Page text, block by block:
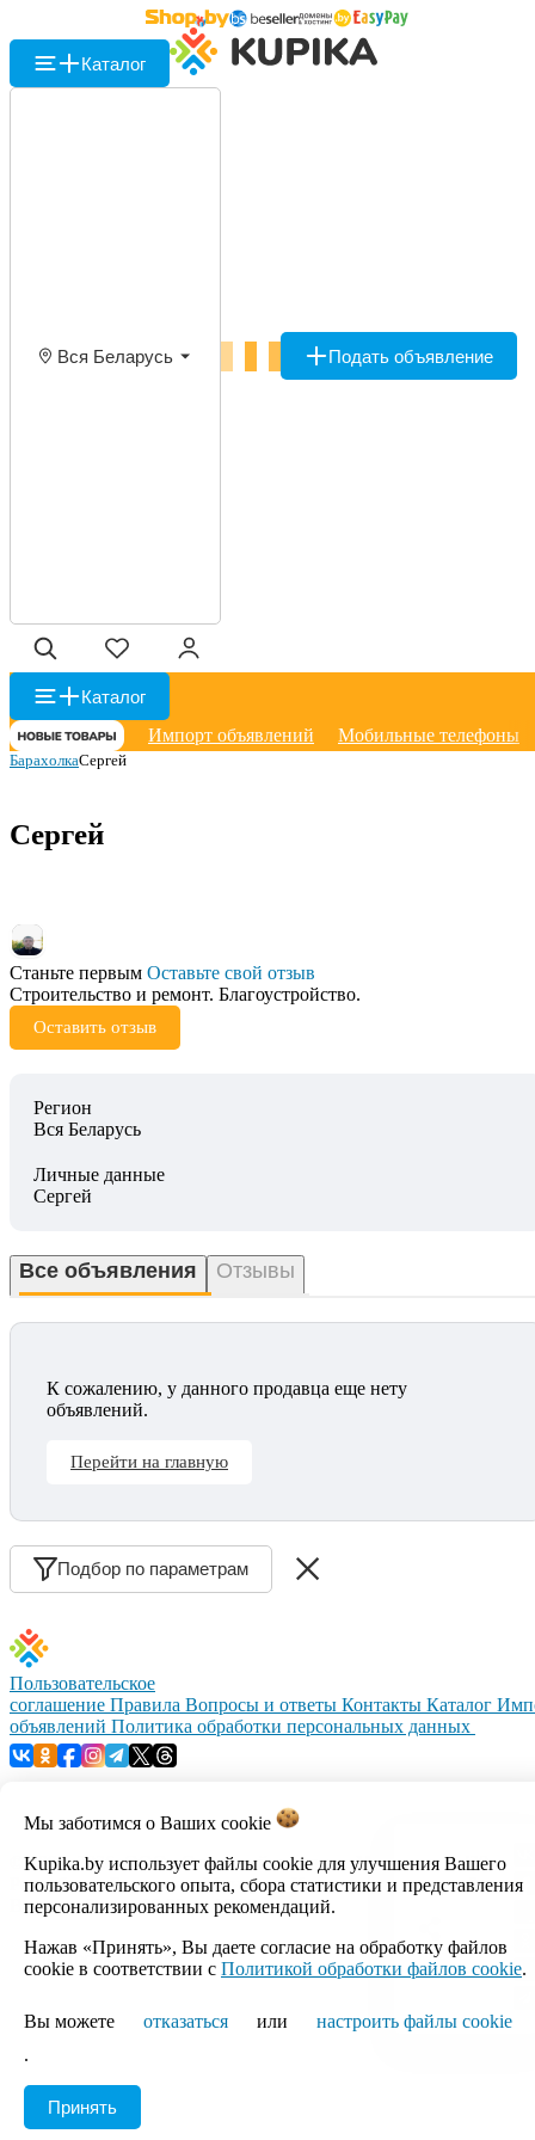
Каталог
Вся Беларусь Подать объявление
Каталог
Импорт объявлений
Мобильные телефоны
БарахолкаСергей
Сергей
Станьте первым Оставьте свой отзыв
Строительство и ремонт. Благоустройство.
Оставить отзыв
Регион
Вся Беларусь
Личные данные
Сергей
Все объявления Отзывы
К сожалению, у данного продавца еще нету
объявлений.
Перейти на главную
Подбор по параметрам
Мы заботимся о Ваших cookie
Kupika.by использует файлы cookie для улучшения Вашего
пользовательского опыта, сбора статистики и представления
персонализированных рекомендаций.
Нажав «Принять», Вы даете согласие на обработку файлов
cookie в соответствии с Политикой обработки файлов cookie.
Вы можете отказаться или
настроить файлы cookie
.
Принять
Пользовательское
соглашение Правила Вопросы и ответы Контакты Каталог
объявлений Политика обработки персональных данных
© 1999–2026, ООО «Открытый контакт». УНП 100008738.
Республика Беларусь, г.Минск, ул.Кальварийская, 17-518.
Время работы с 09:00 до 18:00.
Настройка cookie